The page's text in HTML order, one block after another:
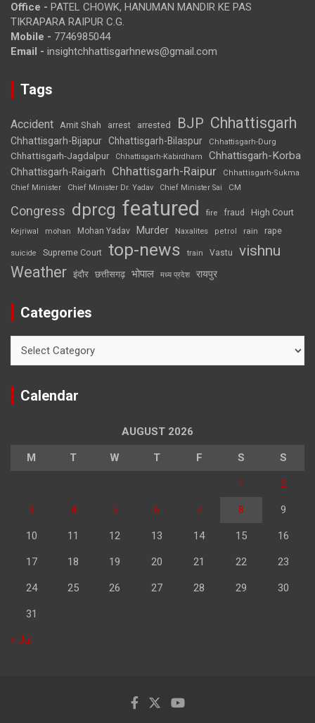
Office - PATEL CHOWK, HANUMAN MANDIR KE PAS
TIKRAPARA RAIPUR C.G.
Mobile - 7746985044
Email - insightchhattisgarhnews@gmail.com
Tags
Accident Amit Shah arrest arrested BJP Chhattisgarh
Chhattisgarh-Bijapur Chhattisgarh-Bilaspur Chhattisgarh-Durg
Chhattisgarh-Jagdalpur Chhattisgarh-Kabirdham Chhattisgarh-Korba
Chhattisgarh-Raigarh Chhattisgarh-Raipur
Chhattisgarh-Sukma
Chief Minister
Chief Minister Dr. Yadav Chief Minister Sai CM
Congress dprcg featured fire fraud High Court
Kejriwal mohan Mohan Yadav Murder Naxalites petrol rain rape
suicide Supreme Court top-news train Vastu vishnu
Weather इंदौर छत्तीसगढ़ भोपाल मध्य प्रदेश रायपुर
Categories
Calendar
AUGUST 2026
M T W T F S S
1 2
3 4 5 6 7 8 9
10 11 12 13 14 15 16
17 18 19 20 21 22 23
24 25 26 27 28 29 30
31
« Jul